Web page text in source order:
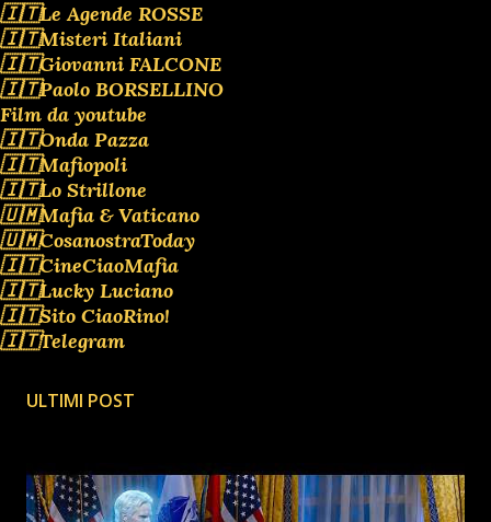
🇮🇹Le Agende ROSSE
🇮🇹Misteri Italiani
🇮🇹Giovanni FALCONE
🇮🇹Paolo BORSELLINO
Film da youtube
🇮🇹Onda Pazza
🇮🇹Mafiopoli
🇮🇹Lo Strillone
🇺🇲Mafia & Vaticano
🇺🇲CosanostraToday
🇮🇹CineCiaoMafia
🇮🇹Lucky Luciano
🇮🇹Sito CiaoRino!
🇮🇹Telegram
ULTIMI POST